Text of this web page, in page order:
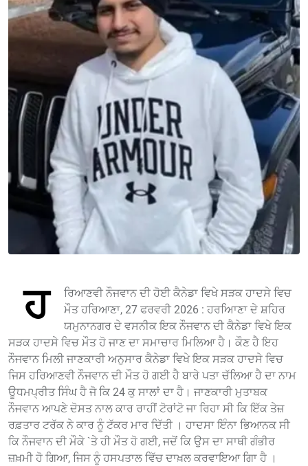
ਹ
ਰਿਆਣਵੀ ਨੌਜਵਾਨ ਦੀ ਹੋਈ ਕੈਨੇਡਾ ਵਿਖੇ ਸੜਕ ਹਾਦਸੇ ਵਿਚ
ਮੌਤ ਹਰਿਆਣਾ, 27 ਫਰਵਰੀ 2026 : ਹਰਅਿਾਣਾ ਦੇ ਸ਼ਹਿਰ
ਯਮੁਨਾਨਗਰ ਦੇ ਵਸਨੀਕ ਇਕ ਨੌਜਵਾਨ ਦੀ ਕੈਨੇਡਾ ਵਿਖੇ ਇਕ
ਸੜਕ ਹਾਦਸੇ ਵਿਚ ਮੌਤ ਹੋ ਜਾਣ ਦਾ ਸਮਾਚਾਰ ਮਿਲਿਆ ਹੈ। ਕੌਣ ਹੈ ਇਹ
ਨੌਜਵਾਨ ਮਿਲੀ ਜਾਣਕਾਰੀ ਅਨੁਸਾਰ ਕੈਨੇਡਾ ਵਿਖੇ ਇਕ ਸੜਕ ਹਾਦਸੇ ਵਿਚ
ਜਿਸ ਹਰਿਆਣਵੀ ਨੌਜਵਾਨ ਦੀ ਮੌਤ ਹੋ ਗਈ ਹੈ ਬਾਰੇ ਪਤਾ ਚੱਲਿਆ ਹੈ ਦਾ ਨਾਮ
ਊਧਮਪ੍ਰੀਤ ਸਿੰਘ ਹੈ ਜੋ ਕਿ 24 ਕੁ ਸਾਲਾਂ ਦਾ ਹੈ। ਜਾਣਕਾਰੀ ਮੁਤਾਬਕ
ਨੌਜਵਾਨ ਆਪਣੇ ਦੋਸਤ ਨਾਲ ਕਾਰ ਰਾਹੀਂ ਟੋਰਾਂਟੋ ਜਾ ਰਿਹਾ ਸੀ ਕਿ ਇੱਕ ਤੇਜ਼
ਰਫ਼ਤਾਰ ਟਰੱਕ ਨੇ ਕਾਰ ਨੂੰ ਟੱਕਰ ਮਾਰ ਦਿੱਤੀ । ਹਾਦਸਾ ਇੰਨਾ ਭਿਆਨਕ ਸੀ
ਕਿ ਨੌਜਵਾਨ ਦੀ ਮੌਕੇ `ਤੇ ਹੀ ਮੌਤ ਹੋ ਗਈ, ਜਦੋਂ ਕਿ ਉਸ ਦਾ ਸਾਥੀ ਗੰਭੀਰ
ਜ਼ਖ਼ਮੀ ਹੋ ਗਿਆ, ਜਿਸ ਨੂੰ ਹਸਪਤਾਲ ਵਿੱਚ ਦਾਖ਼ਲ ਕਰਵਾਇਆ ਗਿਾ ਹੈ ।